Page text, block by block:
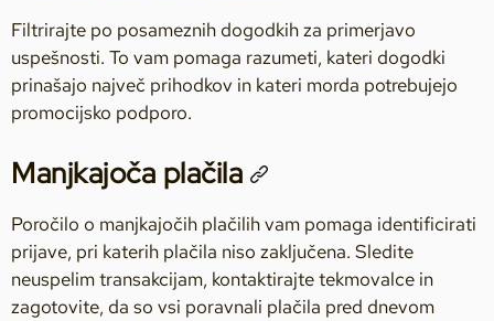
Filtrirajte po posameznih dogodkih za primerjavo
uspešnosti. To vam pomaga razumeti, kateri dogodki
prinašajo največ prihodkov in kateri morda potrebujejo
promocijsko podporo.
Manjkajoča plačila
Poročilo o manjkajočih plačilih vam pomaga identificirati
prijave, pri katerih plačila niso zaključena. Sledite
neuspelim transakcijam, kontaktirajte tekmovalce in
zagotovite, da so vsi poravnali plačila pred dnevom